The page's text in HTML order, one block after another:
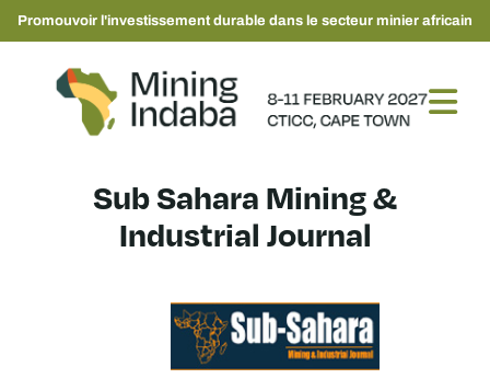
Promouvoir l'investissement durable dans le secteur minier africain
Sub Sahara Mining &
Industrial Journal